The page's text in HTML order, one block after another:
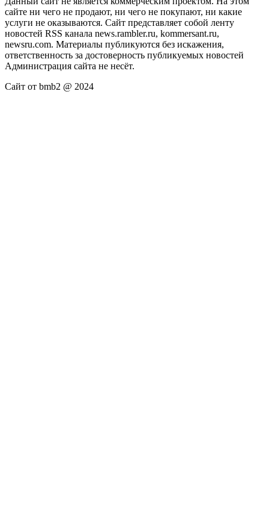
сайте ни чего не продают, ни чего не покупают, ни какие
услуги не оказываются. Сайт представляет собой ленту
новостей RSS канала news.rambler.ru, kommersant.ru,
newsru.com. Материалы публикуются без искажения,
ответственность за достоверность публикуемых новостей
Администрация сайта не несёт.
Сайт от bmb2 @ 2024